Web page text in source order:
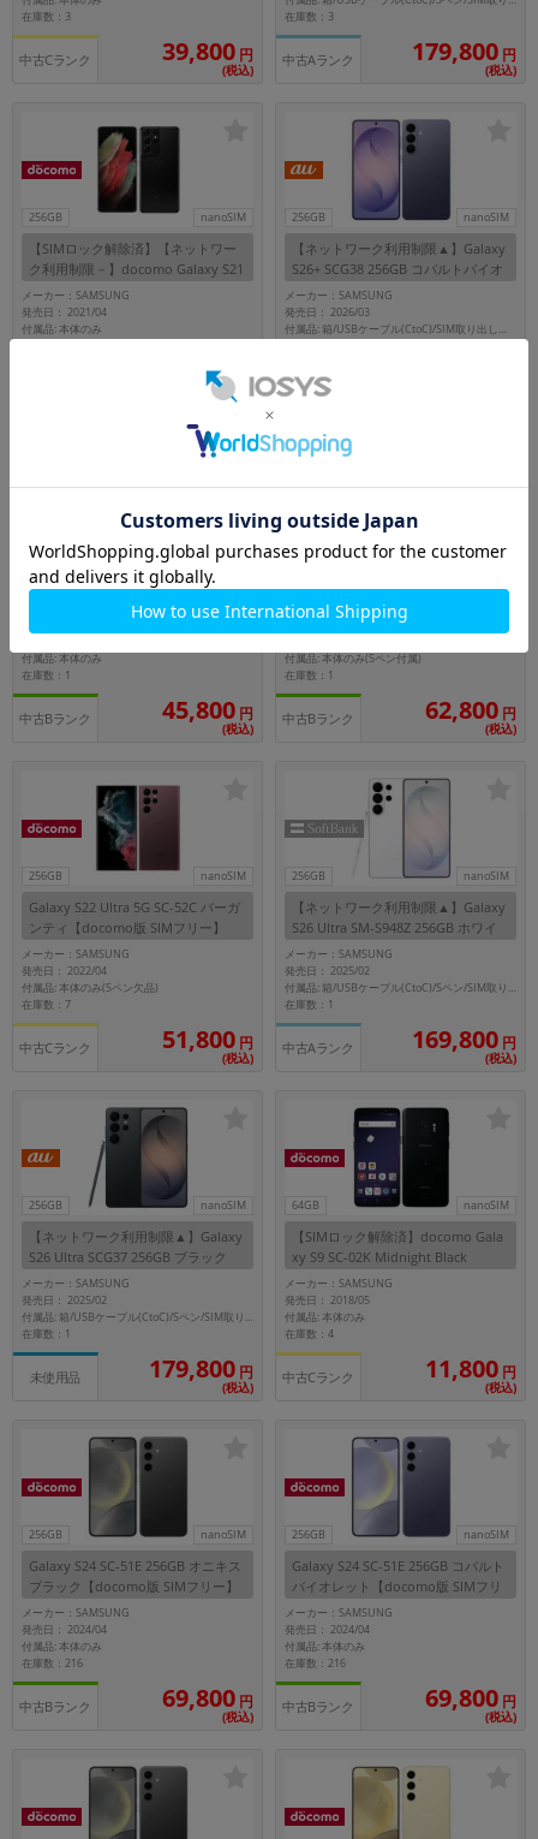
在庫数：3
中古Cランク 39,800 円
(税込)
在庫数：3
中古Aランク 179,800 円
(税込)
256GB nanoSIM
【SIMロック解除済】【ネットワー
ク利用制限－】docomo Galaxy S21
Ultra 5G SC-52B ファントムブラッ
ク
メーカー：SAMSUNG
発売日： 2021/04
付属品: 本体のみ
39,800 円
(税込)
256GB nanoSIM
【ネットワーク利用制限▲】Galaxy
S26+ SCG38 256GB コバルトバイオ
レット【au版 SIMフリー】
メーカー：SAMSUNG
発売日： 2026/03
付属品: 箱/USBケーブル(CtoC)/SIM取り出し用ピン/クイックスタートガイド
未使用品
256GB nanoSIM
【SIMロック解除済】【ネットワー
ク利用制限－】docomo Galaxy S21
Ultra 5G SC-52B ファントムシルバ
ー
付属品: 本体のみ
在庫数：1
中古Bランク 45,800 円
(税込)
256GB nanoSIM
メーカー：SAMSUNG
付属品: 本体のみ(Sペン付属)
在庫数：1
中古Bランク 62,800 円
(税込)
256GB nanoSIM
Galaxy S22 Ultra 5G SC-52C バーガ
ンティ【docomo版 SIMフリー】
メーカー：SAMSUNG
発売日： 2022/04
付属品: 本体のみ(Sペン欠品)
在庫数：7
中古Cランク 51,800 円
(税込)
256GB nanoSIM
【ネットワーク利用制限▲】Galaxy
S26 Ultra SM-S948Z 256GB ホワイ
ト【SoftBank版 SIMフリー】
メーカー：SAMSUNG
発売日： 2025/02
付属品: 箱/USBケーブル(CtoC)/Sペン/SIM取り出し用ピン/マニュアル
在庫数：1
中古Aランク 169,800 円
(税込)
256GB nanoSIM
【ネットワーク利用制限▲】Galaxy
S26 Ultra SCG37 256GB ブラック
【au版 SIMフリー】
メーカー：SAMSUNG
発売日： 2025/02
付属品: 箱/USBケーブル(CtoC)/Sペン/SIM取り出し用ピン/マニュアル
在庫数：1
未使用品 179,800 円
(税込)
64GB nanoSIM
【SIMロック解除済】docomo Gala
xy S9 SC-02K Midnight Black
メーカー：SAMSUNG
発売日： 2018/05
付属品: 本体のみ
在庫数：4
中古Cランク 11,800 円
(税込)
256GB nanoSIM
Galaxy S24 SC-51E 256GB オニキス
ブラック【docomo版 SIMフリー】
メーカー：SAMSUNG
発売日： 2024/04
付属品: 本体のみ
在庫数：216
中古Bランク 69,800 円
(税込)
256GB nanoSIM
Galaxy S24 SC-51E 256GB コバルト
バイオレット【docomo版 SIMフリ
ー】
メーカー：SAMSUNG
発売日： 2024/04
付属品: 本体のみ
在庫数：216
中古Bランク 69,800 円
(税込)